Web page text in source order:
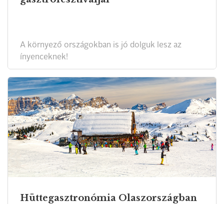
A környező országokban is jó dolguk lesz az
ínyenceknek!
Hüttegasztronómia Olaszországban